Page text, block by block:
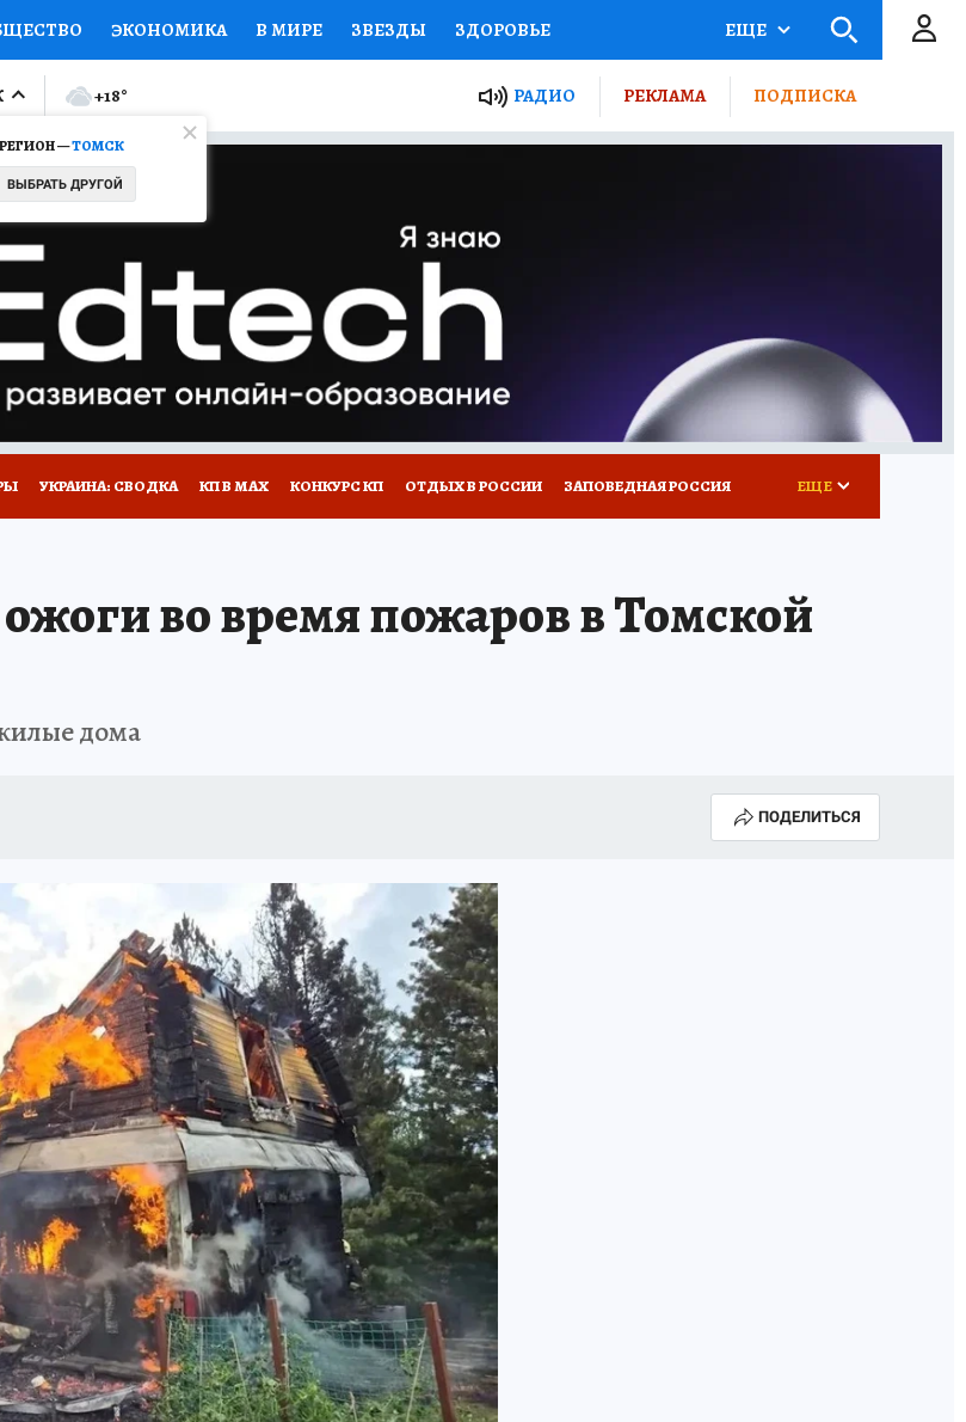
ЭКОНОМИКА В МИРЕ ЗВЕЗДЫ ЗДОРОВЬЕ
ПРОИСШЕСТВИЯ НАЦИОНАЛЬНЫЕ ПРОЕКТЫ РОССИИ
МИР Я ЗНАЮ СЕМЬЯ ЖЕНСКИЕ СЕКРЕТЫ ПУТЕВОДИТЕЛЬ
СЕРИАЛЫ
КОНКУРСЫ ГИД ПОТРЕБИТЕЛЯ
ЕЩЕ
—ТОМСК
ВЫБРАТЬ ДРУГОЙ
+18° РАДИО РЕКЛАМА ПОДПИСКА
УКРАИНА: СВОДКА КП В МАХ КОНКУРС КП ОТДЫХ В РОССИИ ЗАПОВЕДНАЯ РОССИЯ ЕЩЕ
во время пожаров в Томской
дома
ПОДЕЛИТЬСЯ